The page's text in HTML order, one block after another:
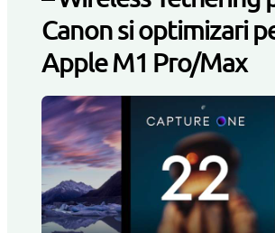
Canon si optimizari
Apple M1 Pro/Max